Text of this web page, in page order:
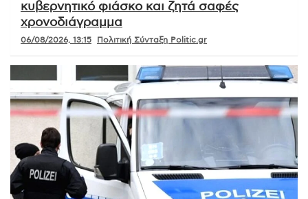
κυβερνητικό φιάσκο και ζητά σαφές
χρονοδιάγραμμα
06/08/2026, 13:15 Πολιτική Σύνταξη Politic.gr